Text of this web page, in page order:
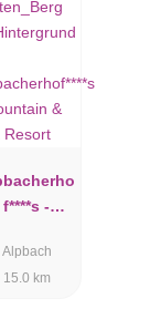
f****s -
Resort
Alpbach
15.0 km